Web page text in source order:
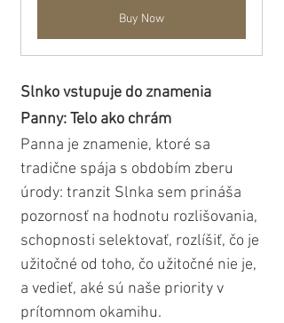
Buy Now
Slnko vstupuje do znamenia
Panny: Telo ako chrám
Panna je znamenie, ktoré sa
tradične spája s obdobím zberu
úrody: tranzit Slnka sem prináša
pozornosť na hodnotu rozlišovania,
schopnosti selektovať, rozlíšiť, čo je
užitočné od toho, čo užitočné nie je,
a vedieť, aké sú naše priority v
prítomnom okamihu.